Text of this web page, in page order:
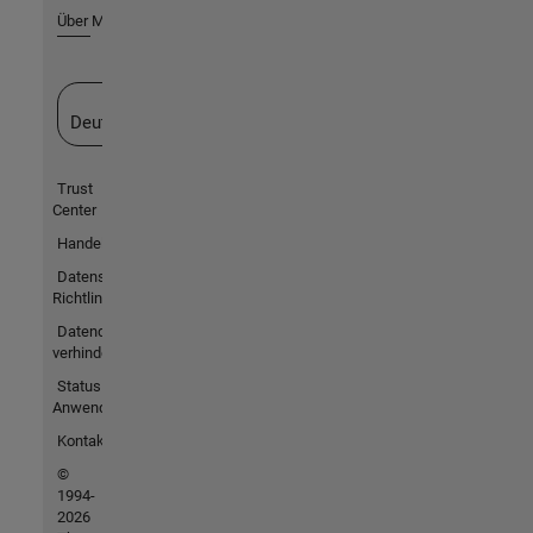
Über MathWorks
Deutschland
Trust
Center
Handelsmarken
Datenschutz-
Richtlinien
Datendiebstahl
verhindern
Status von
Anwendungen
Kontakt
©
1994-
2026